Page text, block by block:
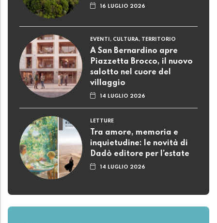
16 LUGLIO 2026
EVENTI, CULTURA, TERRITORIO
A San Bernardino apre
Piazzetta Brocco, il nuovo
salotto nel cuore del
villaggio
14 LUGLIO 2026
LETTURE
Tra amore, memoria e
inquietudine: le novità di
Dadò editore per l’estate
14 LUGLIO 2026